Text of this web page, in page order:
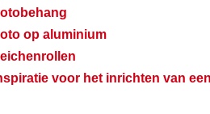
op aluminium
voor het inrichten van